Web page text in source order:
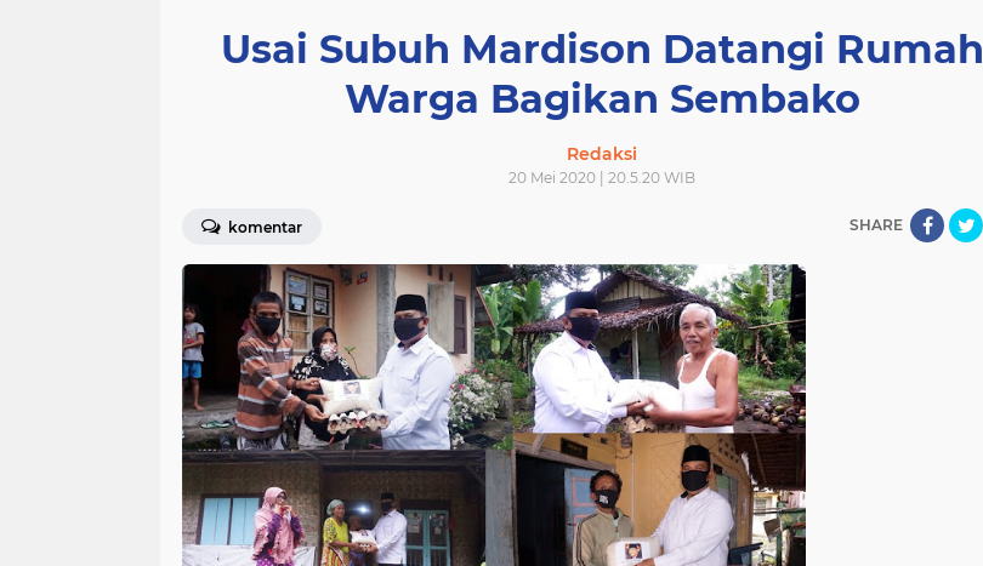
Usai Subuh Mardison Datangi Rumah
Warga Bagikan Sembako
Redaksi
20 Mei 2020 | 20.5.20 WIB
komentar SHARE